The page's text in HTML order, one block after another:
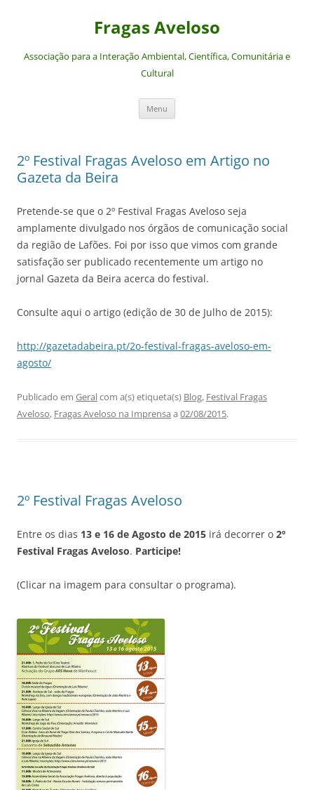
Fragas Aveloso
Associação para a Interação Ambiental, Científica, Comunitária e
Cultural
Menu
2º Festival Fragas Aveloso em Artigo no
Gazeta da Beira
Pretende-se que o 2º Festival Fragas Aveloso seja
amplamente divulgado nos órgãos de comunicação social
da região de Lafões. Foi por isso que vimos com grande
satisfação ser publicado recentemente um artigo no
jornal Gazeta da Beira acerca do festival.
Consulte aqui o artigo (edição de 30 de Julho de 2015):
http://gazetadabeira.pt/2o-festival-fragas-aveloso-em-
agosto/
Publicado em Geralcom a(s) etiqueta(s) Blog, Festival Fragas
Aveloso, Fragas Aveloso na Imprensa a 02/08/2015.
2º Festival Fragas Aveloso
Entre os dias 13 e 16 de Agosto de 2015 irá decorrer o 2º
Festival Fragas Aveloso. Participe!
(Clicar na imagem para consultar o programa).